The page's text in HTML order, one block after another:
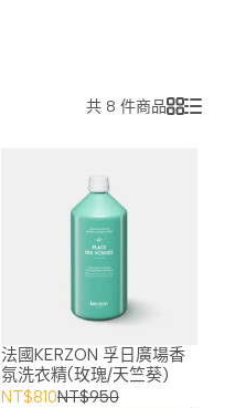
共 8 件商品
法國KERZON 孚日廣場香
氛洗衣精(玫瑰/天竺葵)
NT$810NT$950